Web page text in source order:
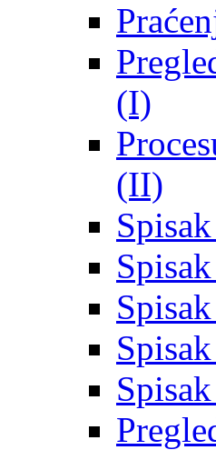
(I)
(II)